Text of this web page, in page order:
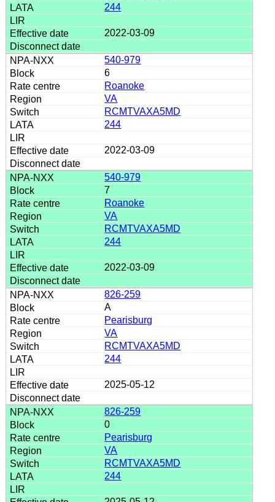
244
2022-03-09
540-979
6
Roanoke
VA
RCMTVAXA5MD
244
2022-03-09
540-979
7
Roanoke
VA
RCMTVAXA5MD
244
2022-03-09
826-259
A
Pearisburg
VA
RCMTVAXA5MD
244
2025-05-12
826-259
0
Pearisburg
VA
RCMTVAXA5MD
244